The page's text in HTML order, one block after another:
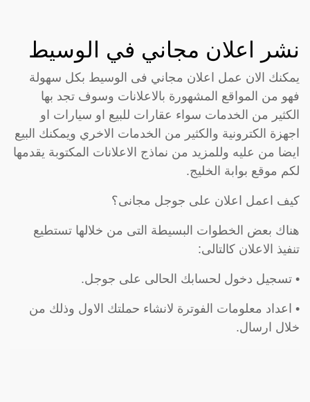
نشر اعلان مجاني في الوسيط
يمكنك الان عمل اعلان مجاني فى الوسيط بكل سهولة
فهو من المواقع المشهورة بالاعلانات وسوف تجد بها
الكثير من الخدمات سواء عقارات للبيع او سيارات او
اجهزة الكترونية والكثير من الخدمات الاخري ويمكنك البيع
ايضا من عليه وللمزيد من نماذج الاعلانات المكتوبة يقدمها
لكم موقع بوابة الخليج.
كيف اعمل اعلان على جوجل مجانى؟
هناك بعض الخطوات البسيطة التى من خلالها تستطيع
تنفيذ الاعلان كالتالى:
• تسجيل دخول لحسابك الحالى على جوجل.
• اعداد معلومات الفوترة لانشاء حملتك الاول وذلك من
خلال ارسال.